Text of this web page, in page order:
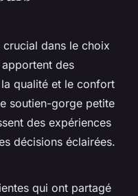
crucial dans le choix
des
qualité et le confort
soutien-gorge petite
des expériences
décisions éclairées.
qui ont partagé